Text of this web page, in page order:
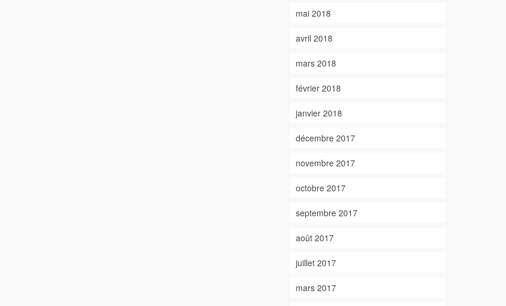
mai 2018
avril 2018
mars 2018
février 2018
janvier 2018
décembre 2017
novembre 2017
octobre 2017
septembre 2017
août 2017
juillet 2017
mars 2017